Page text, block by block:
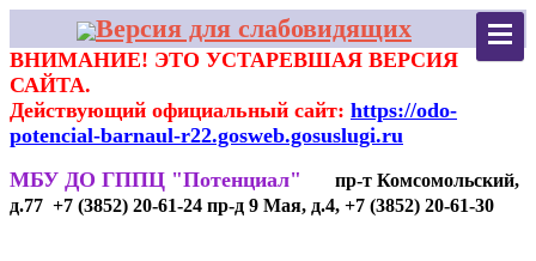
Версия для слабовидящих
ВНИМАНИЕ! ЭТО УСТАРЕВШАЯ ВЕРСИЯ
САЙТА.
Действующий официальный сайт: https://odo-
potencial-barnaul-r22.gosweb.gosuslugi.ru
МБУ ДО ГППЦ "Потенциал"
пр-т Комсомольский,
д.77 +7 (3852) 20-61-24 пр-д 9 Мая, д.4, +7 (3852) 20-61-30